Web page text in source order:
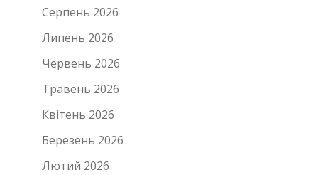
Серпень 2026
Липень 2026
Червень 2026
Травень 2026
Квітень 2026
Березень 2026
Лютий 2026